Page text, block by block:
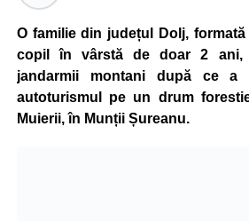
importante resurse: experiența
este lipsa ideilor, ci identificarea
acestea să poată fi ascultate,
proiecte comune.
O familie din județul Dolj,
copil în vârstă de doar 2 ani,
jandarmii montani după ce a
autoturismul pe un drum
Muierii, în Munții Șureanu.